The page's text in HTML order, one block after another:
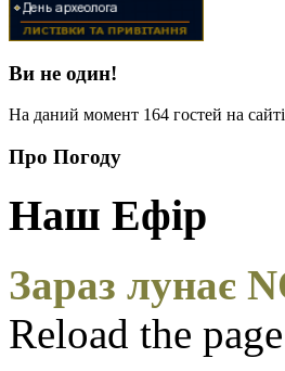
Ви не один!
На даний момент 164 гостей на сайті
Про Погоду
Наш Ефір
Зараз лунає
Reload the